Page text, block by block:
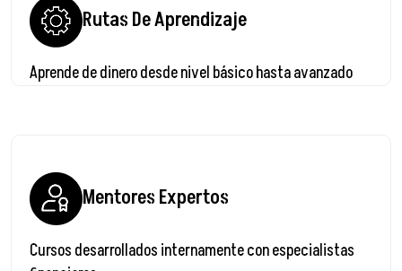
Rutas De Aprendizaje
Aprende de dinero desde nivel básico hasta avanzado
Mentores Expertos
Cursos desarrollados internamente con especialistas